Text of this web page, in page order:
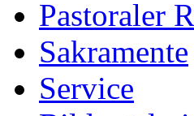
Pastoraler
Sakramente
Service